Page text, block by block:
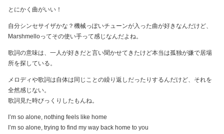
とにかく曲がいい！
自分シンセサイザかな？機械っぽいチューンが入った曲が好きなんだけど、
Marshmelloってその使い手って感じなんだよね。
歌詞の意味は、一人が好きだと言い聞かせてきたけど本当は孤独が嫌で居場
所を探している。
メロディや歌詞は自体は同じことの繰り返しだったりするんだけど、それを
全然感じない。
歌詞見た時びっくりしたもんね。
I’m so alone, nothing feels like home
I’m so alone, trying to find my way back home to you